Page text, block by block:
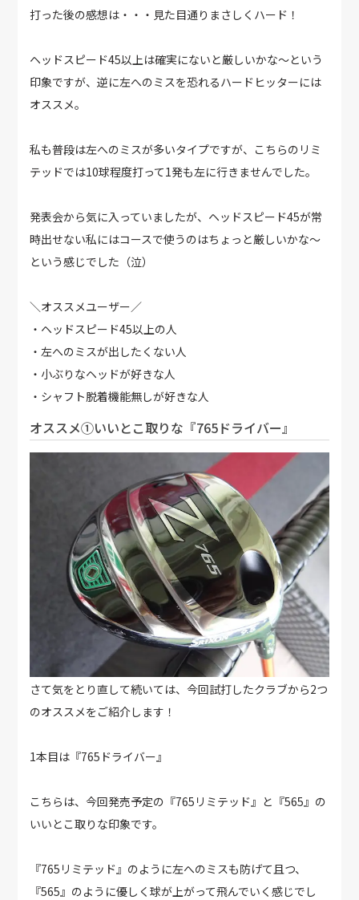
打った後の感想は・・・見た目通りまさしくハード！
ヘッドスピード45以上は確実にないと厳しいかな〜という
印象ですが、逆に左へのミスを恐れるハードヒッターには
オススメ。
私も普段は左へのミスが多いタイプですが、こちらのリミ
テッドでは10球程度打って1発も左に行きませんでした。
発表会から気に入っていましたが、ヘッドスピード45が常
時出せない私にはコースで使うのはちょっと厳しいかな〜
という感じでした（泣）
＼オススメユーザー／
・ヘッドスピード45以上の人
・左へのミスが出したくない人
・小ぶりなヘッドが好きな人
・シャフト脱着機能無しが好きな人
オススメ①いいとこ取りな『765ドライバー』
さて気をとり直して続いては、今回試打したクラブから2つ
のオススメをご紹介します！
1本目は『765ドライバー』
こちらは、今回発売予定の『765リミテッド』と『565』の
いいとこ取りな印象です。
『765リミテッド』のように左へのミスも防げて且つ、
『565』のように優しく球が上がって飛んでいく感じでし